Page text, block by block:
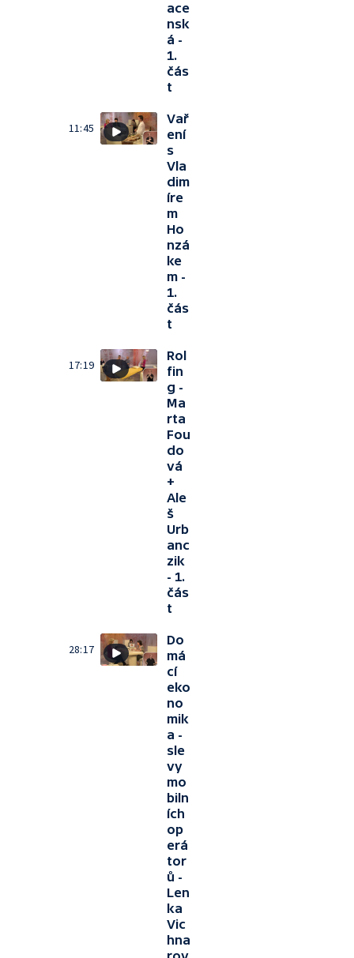
ace
nsk
á -
1.
čás
t
11:45
Vař
ení
s
Vla
dim
íre
m
Ho
nzá
ke
m -
1.
čás
t
17:19
Rol
fin
g -
Ma
rta
Fou
do
vá
+
Ale
š
Urb
anc
zik
- 1.
čás
t
28:17
Do
má
cí
eko
no
mik
a -
sle
vy
mo
biln
ích
op
erá
tor
ů -
Len
ka
Vic
hna